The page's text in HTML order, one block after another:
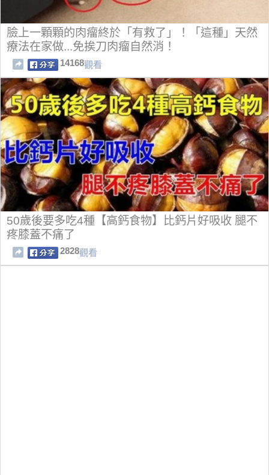
臉上一顆顆的肉瘤終於「有救了」！「這種」天然
療法在家做...免挨刀肉瘤自然消！
14168觀看
50歲後要多吃4種【高鈣食物】比鈣片好吸收 腿不
疼膝蓋不痛了
2828觀看